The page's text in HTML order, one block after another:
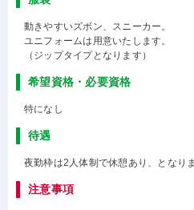
動きやすいズボン、スニーカー。
ユニフォームは用意いたします。
（ジップタイプとなります）
希望資格・必要資格
特になし
待遇
夜勤枠は2人体制で休憩あり、となり
注意事項